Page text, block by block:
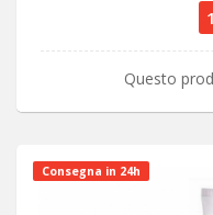
Questo
Consegna in 24h